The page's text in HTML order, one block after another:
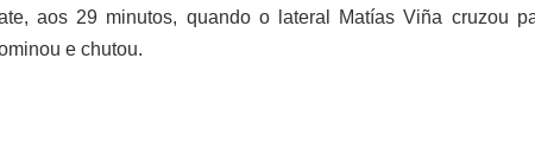
aos 29 minutos, quando o lateral Matías Viña cruzou
e chutou.